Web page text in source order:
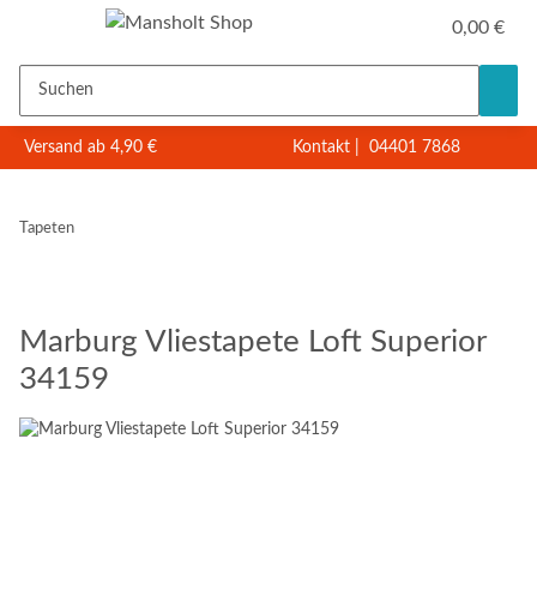
0,00 €
Versand ab 4,90 € Kontakt 04401 7868
Tapeten
Marburg Vliestapete Loft Superior
34159